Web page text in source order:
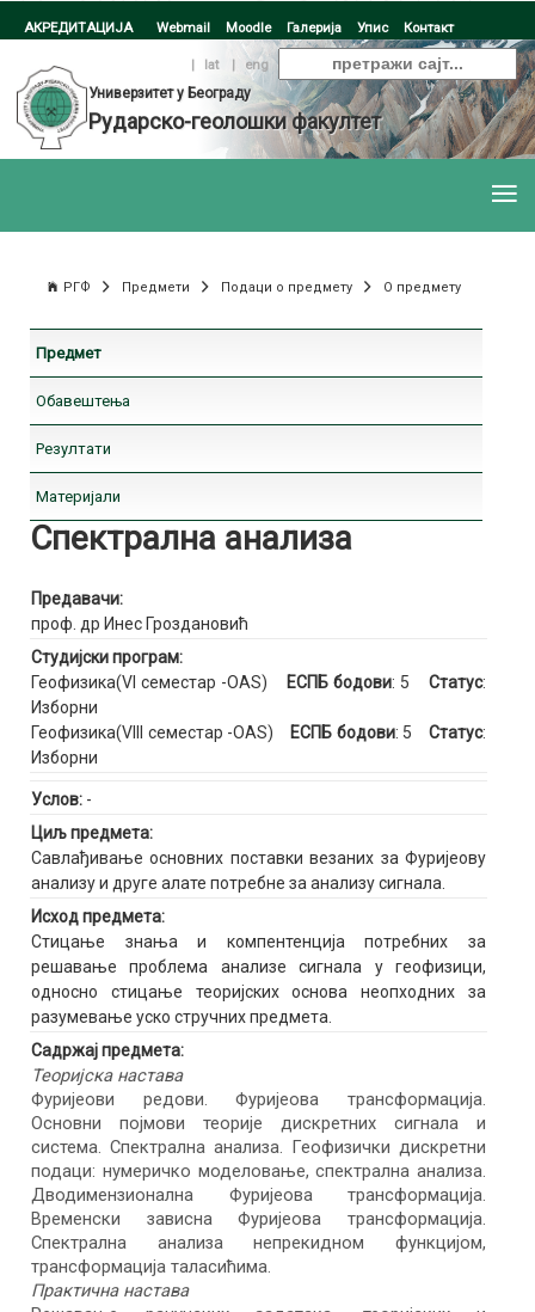
АКРЕДИТАЦИЈА Webmail Moodle Галерија Упис Контакт
| lat |
eng
Универзитет у Београду
Рударско-геолошки факултет
РГФ Предмети Подаци о предмету О предмету
Предмет
Обавештења
Резултати
Материјали
Спектрална анализа
Предавачи:
проф. др Инес Гроздановић
Студијски програм:
Геофизика(VI семестар -OAS)
ЕСПБ бодови: 5 Статус:
Изборни
Геофизика(VIII семестар -OAS)
ЕСПБ бодови: 5 Статус:
Изборни
Услов: -
Циљ предмета:
Савлађивање основних поставки везаних за Фуријеову
анализу и друге алате потребне за анализу сигнала.
Исход предмета:
Стицање знања и компентенција потребних за
решавање проблема анализе сигнала у геофизици,
односно стицање теоријских основа неопходних за
разумевање уско стручних предмета.
Садржај предмета:
Теоријска настава
Фуријеови редови. Фуријеова трансформација.
Основни појмови теорије дискретних сигнала и
система. Спектрална анализа. Геофизички дискретни
подаци: нумеричко моделовање, спектрална анализа.
Дводимензионална Фуријеова трансформација.
Временски зависна Фуријеова трансформација.
Спектрална анализа непрекидном функцијом,
трансформација таласићима.
Практична настава